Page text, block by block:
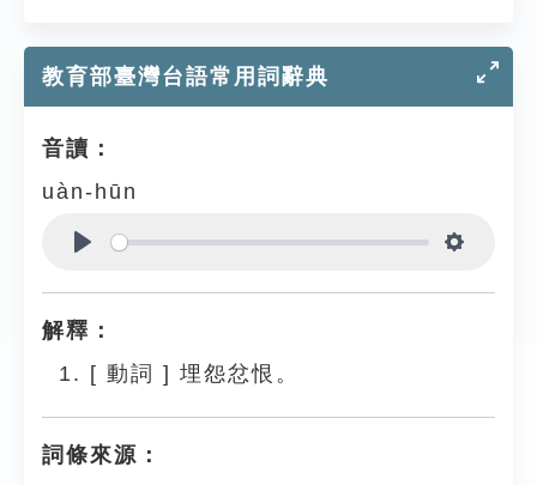
教育部臺灣台語常用詞辭典
音讀：
uàn-hūn
解釋：
[ 動詞 ] 埋怨忿恨。
詞條來源：